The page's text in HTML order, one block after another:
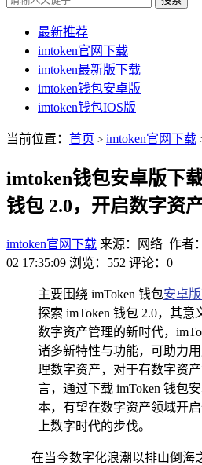
最新推荐
imtoken官网下载
imtoken最新版下载
imtoken钱包安卓版
imtoken钱包IOS版
当前位置： 首页 > imtoken官网下载
imtoken钱包安卓版下
钱包 2.0，开启数字资
imtoken官网下载 来源：网络 作者
02 17:35:09 浏览：552 评论：0
主要围绕 imToken 钱包安卓
探索 imToken 钱包 2.0，其意
数字资产管理的新时代，
诸多新特性与功能，可助力
理数字资产，对于有数字资
言，通过下载 imToken 钱包
本，有望在数字资产领域开
上数字时代的步伐。
在当今数字化浪潮以排山倒海